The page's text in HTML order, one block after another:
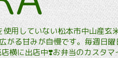
用していない松本市中山産玄
がる甘みが自慢です。毎週日
横に出店中❣️お弁当のカスタ